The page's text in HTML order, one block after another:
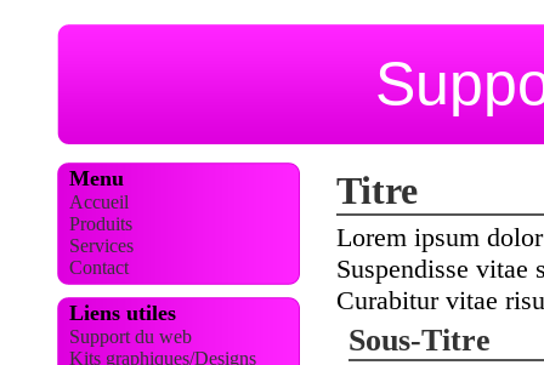
Menu
Accueil
Produits
Services
Contact
Liens utiles
Support du web
Kits graphiques/Designs
Titre
Lorem ipsum
Suspendisse vitae
Curabitur vitae
Sous-Titre